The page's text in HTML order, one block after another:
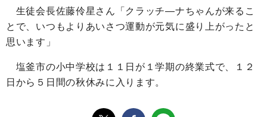
生徒会長佐藤伶星さん「クラッチ―ナちゃんが来るこ
とで、いつもよりあいさつ運動が元気に盛り上がったと
思います」
塩釜市の小中学校は１１日が１学期の終業式で、１２
日から５日間の秋休みに入ります。